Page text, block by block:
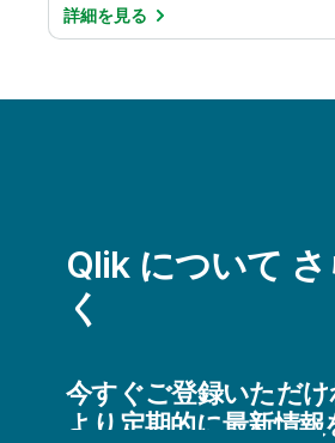
詳細を見る
Qlik について
く
今すぐご登録いただ
より定期的に最新情